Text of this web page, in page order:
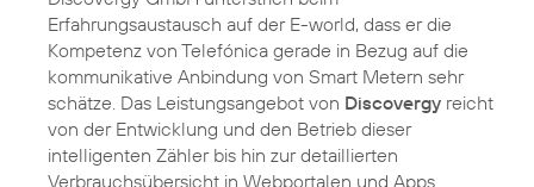
Erfahrungsaustausch auf der E-world, dass er die
Kompetenz von Telefónica gerade in Bezug auf die
kommunikative Anbindung von Smart Metern sehr
schätze. Das Leistungsangebot von Discovergy reicht
von der Entwicklung und den Betrieb dieser
intelligenten Zähler bis hin zur detaillierten
Verbrauchsübersicht in Webportalen und Apps.